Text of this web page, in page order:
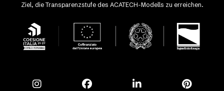
Ziel, die Transparenzstufe des ACATECH-Modells zu erreichen.